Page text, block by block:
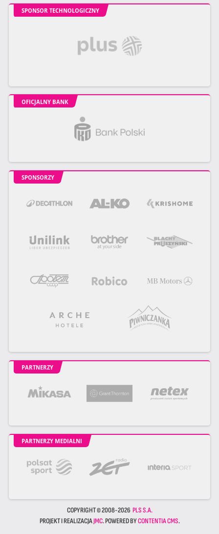
SPONSOR TECHNOLOGICZNY
OFICJALNY BANK
SPONSORZY
PARTNERZY
PARTNERZY MEDIALNI
COPYRIGHT © 2008-2026 PLS S.A.
PROJEKT I REALIZACJAJMC. POWERED BYCONTENTIA CMS.